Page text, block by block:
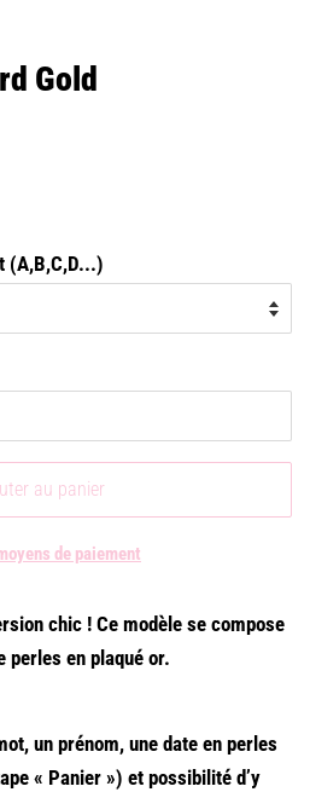
Gold
(A,B,C,D...)
au panier
de paiement
chic ! Ce modèle se compose
perles en plaqué or.
un prénom, une date en perles
« Panier ») et possibilité d’y